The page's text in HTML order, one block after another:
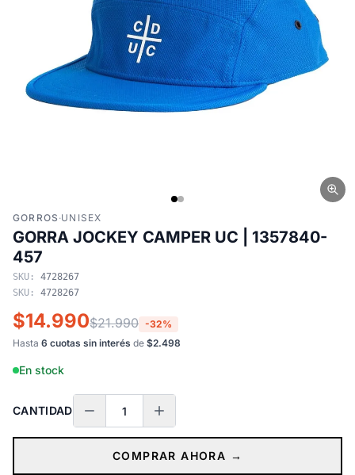
GORROS ·UNISEX
GORRA JOCKEY CAMPER UC | 1357840-
457
SKU:
4728267
SKU:
4728267
$14.990$21.990 -32%
Hasta 6 cuotas sin interés de $2.498
En stock
CANTIDAD
COMPRAR AHORA →